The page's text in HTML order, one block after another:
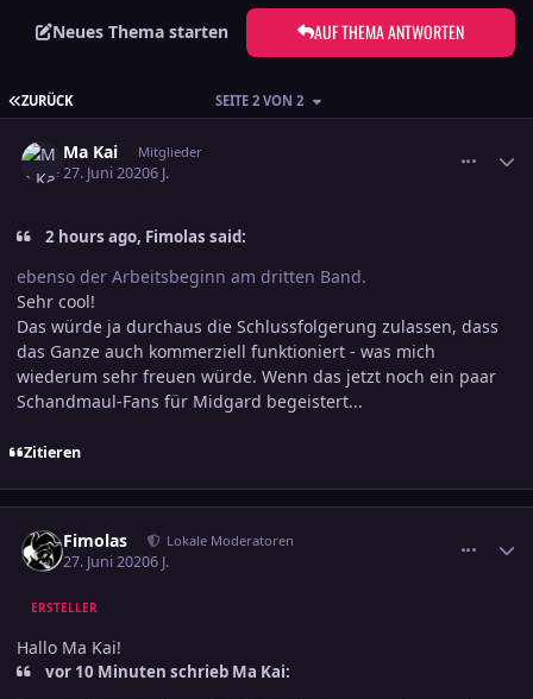
Neues Thema starten AUF THEMA ANTWORTEN
ERSTE SEITE
ZURÜCK SEITE 2 VON 2
Ma Kai Mitglieder
27. Juni 20206 J.
2 hours ago, Fimolas said:
ebenso der Arbeitsbeginn am dritten Band.
Sehr cool!
Das würde ja durchaus die Schlussfolgerung zulassen, dass
das Ganze auch kommerziell funktioniert - was mich
wiederum sehr freuen würde. Wenn das jetzt noch ein paar
Schandmaul-Fans für Midgard begeistert...
Zitieren
Fimolas Lokale Moderatoren
27. Juni 20206 J.
ERSTELLER
Hallo Ma Kai!
vor 10 Minuten schrieb Ma Kai: